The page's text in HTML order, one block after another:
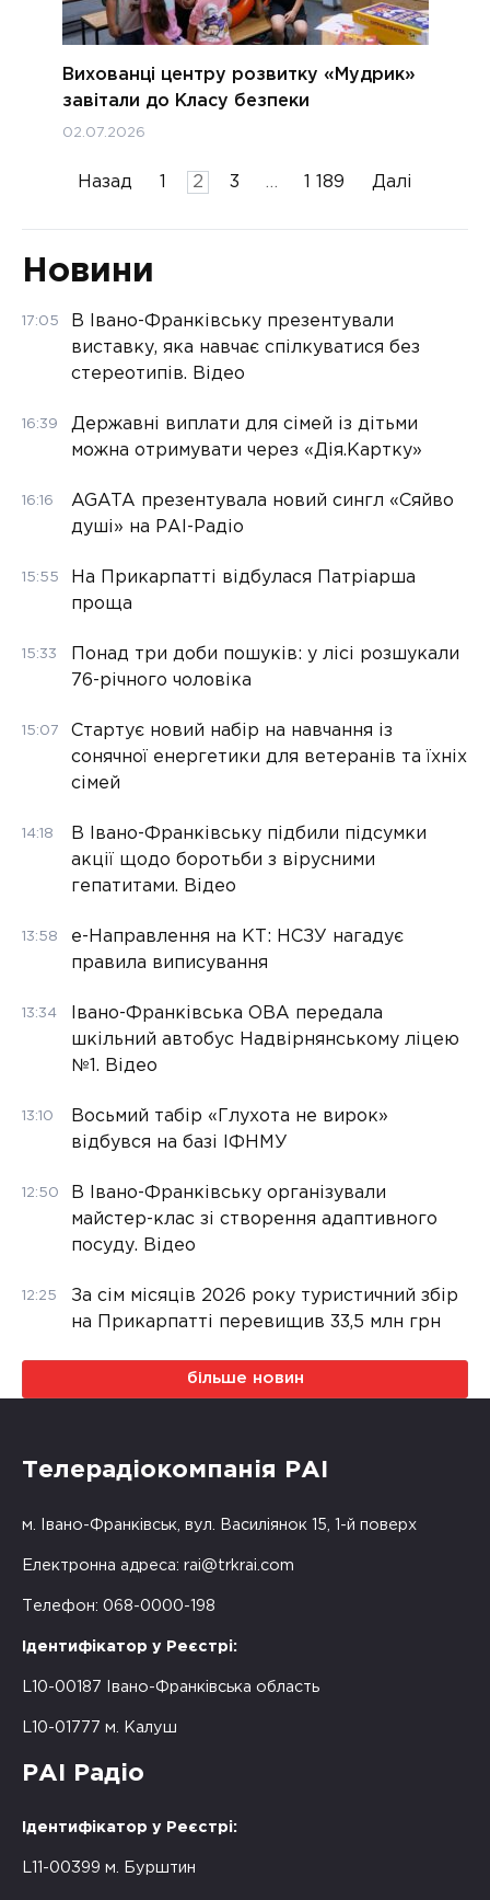
Вихованці центру розвитку «Мудрик»
завітали до Класу безпеки
02.07.2026
ПагінаціяНазад 2 3 … 1 189 Далі
Новини
17:05
В Івано-Франківську презентували
виставку, яка навчає спілкуватися без
стереотипів. Відео
16:39
Державні виплати для сімей із дітьми
можна отримувати через «Дія.Картку»
16:16
AGATA презентувала новий сингл «Сяйво
душі» на РАІ-Радіо
15:55
На Прикарпатті відбулася Патріарша
проща
15:33
Понад три доби пошуків: у лісі розшукали
76-річного чоловіка
15:07
Стартує новий набір на навчання із
сонячної енергетики для ветеранів та їхніх
сімей
14:18
В Івано-Франківську підбили підсумки
акції щодо боротьби з вірусними
гепатитами. Відео
13:58
е-Направлення на КТ: НСЗУ нагадує
правила виписування
13:34
Івано-Франківська ОВА передала
шкільний автобус Надвірнянському ліцею
№1. Відео
13:10
Восьмий табір «Глухота не вирок»
відбувся на базі ІФНМУ
12:50
В Івано-Франківську організували
майстер-клас зі створення адаптивного
посуду. Відео
12:25
За сім місяців 2026 року туристичний збір
на Прикарпатті перевищив 33,5 млн грн
більше новин
Телерадіокомпанія РАІ
м. Івано-Франківськ, вул. Василіянок 15, 1-й поверх
Електронна адреса: rai@trkrai.com
Телефон: 068-0000-198
Ідентифікатор у Реєстрі:
L10-00187 Івано-Франківська область
L10-01777 м. Калуш
РАІ Радіо
Ідентифікатор у Реєстрі:
L11-00399 м. Бурштин